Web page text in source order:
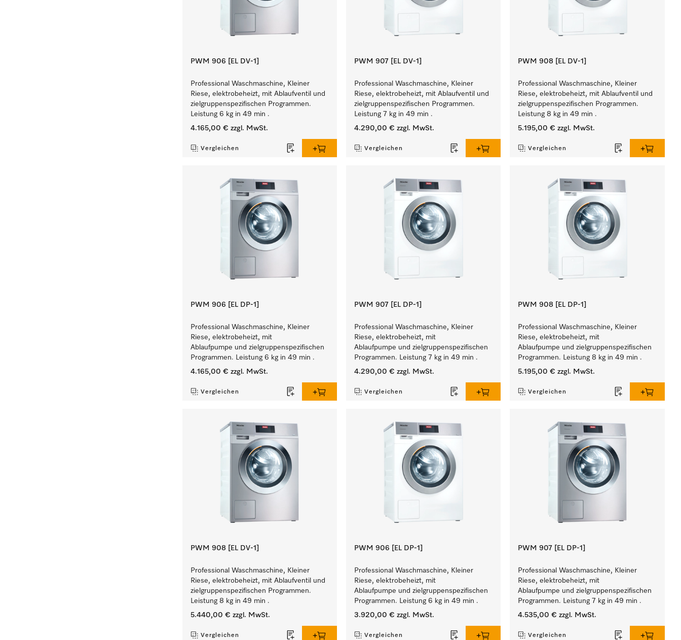
PWM 906 [EL DV-1]
Professional Waschmaschine, Kleiner
Riese, elektrobeheizt, mit Ablaufventil und
zielgruppenspezifischen Programmen.
Leistung 6 kg in 49 min .
4.165,00 € zzgl. MwSt.
Vergleichen
PWM 907 [EL DV-1]
Professional Waschmaschine, Kleiner
Riese, elektrobeheizt, mit Ablaufventil und
zielgruppenspezifischen Programmen.
Leistung 7 kg in 49 min .
4.290,00 € zzgl. MwSt.
Vergleichen
PWM 908 [EL DV-1]
Professional Waschmaschine, Kleiner
Riese, elektrobeheizt, mit Ablaufventil und
zielgruppenspezifischen Programmen.
Leistung 8 kg in 49 min .
5.195,00 € zzgl. MwSt.
Vergleichen
PWM 906 [EL DP-1]
Professional Waschmaschine, Kleiner
Riese, elektrobeheizt, mit
Ablaufpumpe und zielgruppenspezifischen
Programmen. Leistung 6 kg in 49 min .
4.165,00 € zzgl. MwSt.
Vergleichen
PWM 907 [EL DP-1]
Professional Waschmaschine, Kleiner
Riese, elektrobeheizt, mit
Ablaufpumpe und zielgruppenspezifischen
Programmen. Leistung 7 kg in 49 min .
4.290,00 € zzgl. MwSt.
Vergleichen
PWM 908 [EL DP-1]
Professional Waschmaschine, Kleiner
Riese, elektrobeheizt, mit
Ablaufpumpe und zielgruppenspezifischen
Programmen. Leistung 8 kg in 49 min .
5.195,00 € zzgl. MwSt.
Vergleichen
PWM 908 [EL DV-1]
Professional Waschmaschine, Kleiner
Riese, elektrobeheizt, mit Ablaufventil und
zielgruppenspezifischen Programmen.
Leistung 8 kg in 49 min .
5.440,00 € zzgl. MwSt.
Vergleichen
PWM 906 [EL DP-1]
Professional Waschmaschine, Kleiner
Riese, elektrobeheizt, mit
Ablaufpumpe und zielgruppenspezifischen
Programmen. Leistung 6 kg in 49 min .
3.920,00 € zzgl. MwSt.
Vergleichen
PWM 907 [EL DP-1]
Professional Waschmaschine, Kleiner
Riese, elektrobeheizt, mit
Ablaufpumpe und zielgruppenspezifischen
Programmen. Leistung 7 kg in 49 min .
4.535,00 € zzgl. MwSt.
Vergleichen